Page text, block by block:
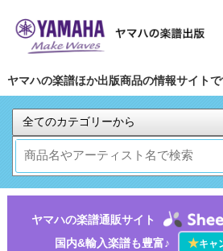
ヤマハの楽譜ほか出版商品の情報サイトで
ヤマハの楽譜通販サイト
国内&輸入楽譜も豊富♪
★キャ